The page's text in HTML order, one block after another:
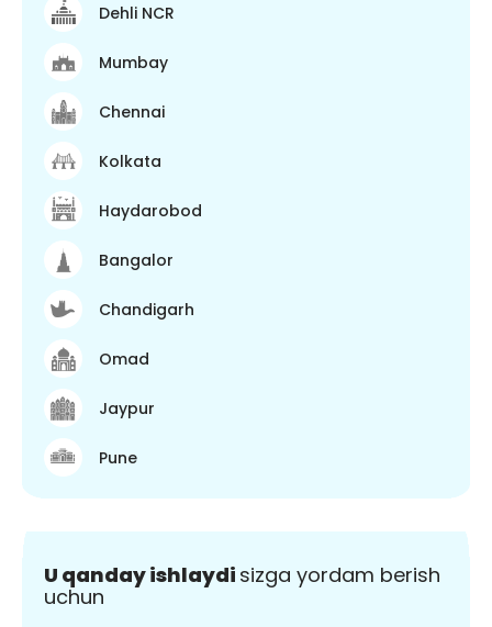
Dehli NCR
Mumbay
Chennai
Kolkata
Haydarobod
Bangalor
Chandigarh
Omad
Jaypur
Pune
U qanday ishlaydi sizga yordam berish
uchun